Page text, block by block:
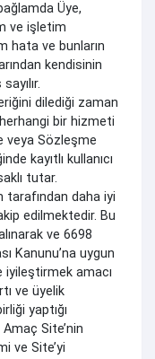
Üye,
ve işletim
hata ve bunların
kendisinin
dilediği zaman
bir hizmeti
veya Sözleşme
kayıtlı kullanıcı
tutar.
tarafından daha iyi
edilmektedir. Bu
ve 6698
Kanunu’na uygun
amacı
ve üyelik
yaptığı
Site’nin
ve Site’yi